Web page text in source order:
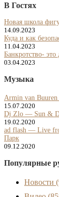
В Гостях
Новая школа
14.09.2023
Куда и как
11.04.2023
Банкротство-
03.04.2023
Музыка
Armin van
15.07.2020
Dj Zlo — Sun &
19.02.2020
ad flash — Live
Парк
09.12.2020
Популярные
Новости